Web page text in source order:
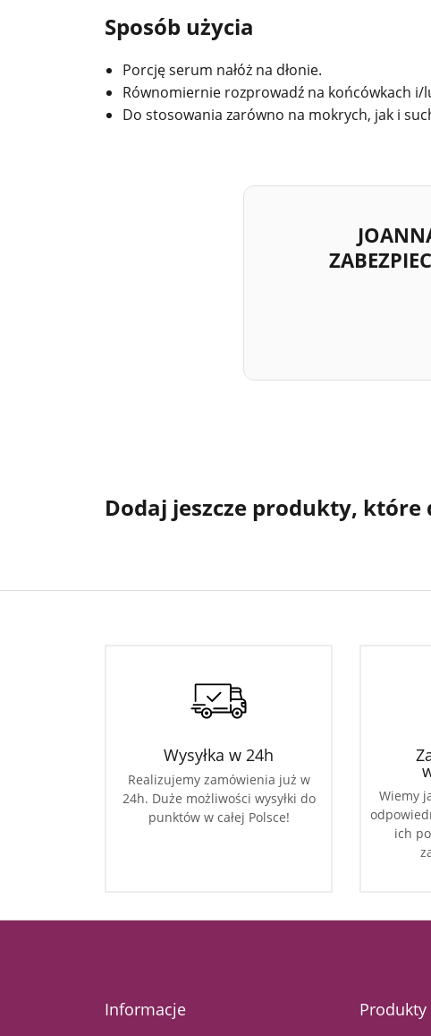
Sposób użycia
Porcję serum nałóż na dłonie.
Równomiernie rozprowadź na końcówkach i/
Do stosowania zarówno na mokrych, jak i
Dodaj jeszcze produkty,
Wysyłka w 24h
Realizujemy zamówienia już w
24h. Duże możliwości wysyłki do
punktów w całej Polsce!
Wiemy
ich
Informacje Produkty